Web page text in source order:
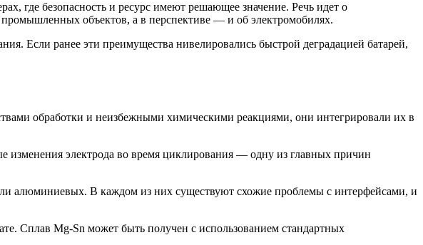
где безопасность и ресурс имеют решающее значение. Речь идет о
объектов, а в перспективе — и об электромобилях.
Если ранее эти преимущества нивелировались быстрой деградацией батарей,
обработки и неизбежными химическими реакциями, они интегрировали их в
изменения электрода во время циклирования — одну из главных причин
алюминиевых. В каждом из них существуют схожие проблемы с интерфейсами, и
Сплав Mg-Sn может быть получен с использованием стандартных